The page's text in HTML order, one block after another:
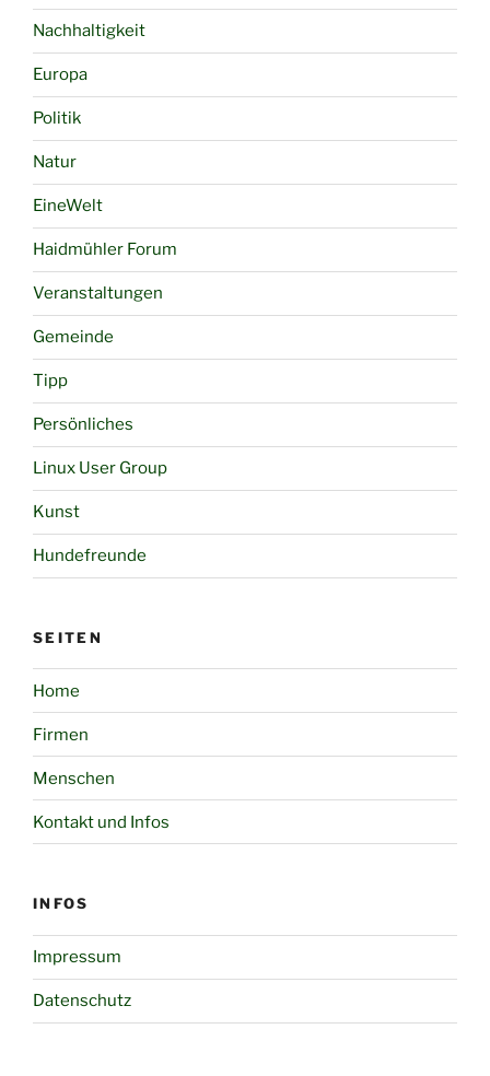
Nachhaltigkeit
Europa
Politik
Natur
EineWelt
Haidmühler Forum
Veranstaltungen
Gemeinde
Tipp
Persönliches
Linux User Group
Kunst
Hundefreunde
SEITEN
Home
Firmen
Menschen
Kontakt und Infos
INFOS
Impressum
Datenschutz